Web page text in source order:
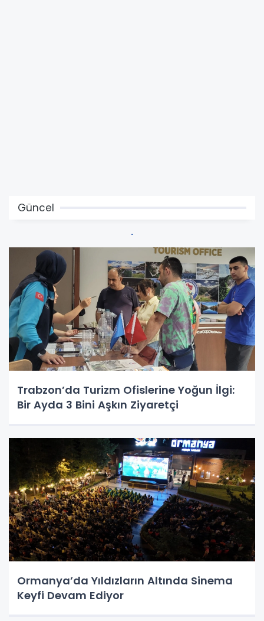
Güncel
Trabzon’da Turizm Ofislerine Yoğun İlgi:
Bir Ayda 3 Bini Aşkın Ziyaretçi
Ormanya’da Yıldızların Altında Sinema
Keyfi Devam Ediyor